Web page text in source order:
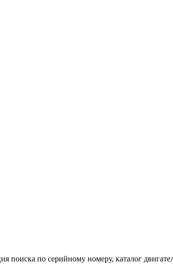
поиска по серийному номеру, каталог